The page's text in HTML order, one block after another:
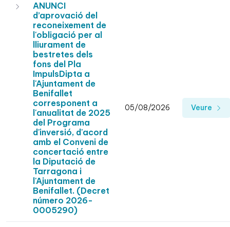
ANUNCI
d’aprovació del
reconeixement de
l'obligació per al
lliurament de
bestretes dels
fons del Pla
ImpulsDipta a
l'Ajuntament de
Benifallet
corresponent a
l'anualitat de 2025
del Programa
d'inversió, d'acord
amb el Conveni de
concertació entre
la Diputació de
Tarragona i
l'Ajuntament de
Benifallet. (Decret
número 2026-
0005290)
05/08/2026 Veure